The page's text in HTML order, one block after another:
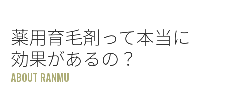
薬用育毛剤って本当に
効果があるの？
ABOUT RANMU